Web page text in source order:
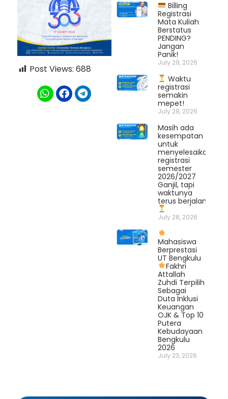
Post Views: 688
Billing
Registrasi
Mata Kuliah
Berstatus
PENDING?
Jangan
Panik!
July 29, 2026
Waktu
registrasi
semakin
mepet!
July 28, 2026
Masih ada
kesempatan
untuk
menyelesaikan
registrasi
semester
2026/2027
Ganjil, tapi
waktunya
terus berjalan.
July 28, 2026
Mahasiswa
Berprestasi
UT Bengkulu
Fakhri
Attallah
Zuhdi Terpilih
Sebagai
Duta Inklusi
Keuangan
OJK & Top 10
Putera
Kebudayaan
Bengkulu
2026
July 23, 2026